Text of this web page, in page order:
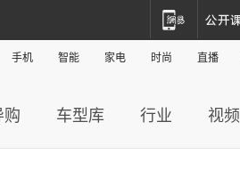
手机 智能 家电 时尚 直播
购 车型库 行业 视频